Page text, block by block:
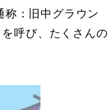
称：旧中グラウン
呼び、たくさんの